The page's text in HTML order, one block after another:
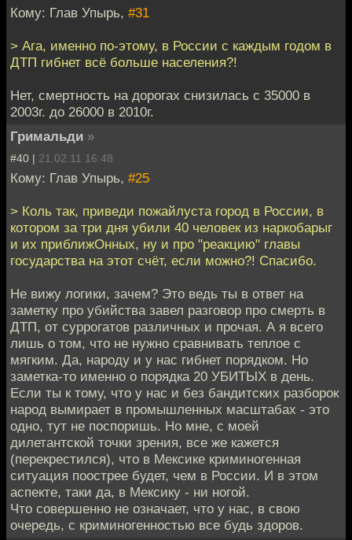
Кому: Глав Упырь, #31
> Ага, именно по-этому, в России с каждым годом в
ДТП гибнет всё больше населения?!
Нет, смертность на дорогах снизилась с 35000 в
2003г. до 26000 в 2010г.
Гримальди »
#40 | 21.02.11 16:48
Кому: Глав Упырь, #25
> Коль так, приведи пожайлуста город в России, в
котором за три дня убили 40 человек из наркобарыг
и их приближОнных, ну и про "реакцию" главы
государства на этот счёт, если можно?! Спасибо.
Не вижу логики, зачем? Это ведь ты в ответ на
заметку про убийства завел разговор про смерть в
ДТП, от суррогатов различных и прочая. А я всего
лишь о том, что не нужно сравнивать теплое с
мягким. Да, народу и у нас гибнет порядком. Но
заметка-то именно о порядка 20 УБИТЫХ в день.
Если ты к тому, что у нас и без бандитских разборок
народ вымирает в промышленных масштабах - это
одно, тут не поспоришь. Но мне, с моей
дилетантской точки зрения, все же кажется
(перекрестился), что в Мексике криминогенная
ситуация поострее будет, чем в России. И в этом
аспекте, таки да, в Мексику - ни ногой.
Что совершенно не означает, что у нас, в свою
очередь, с криминогенностью все будь здоров.